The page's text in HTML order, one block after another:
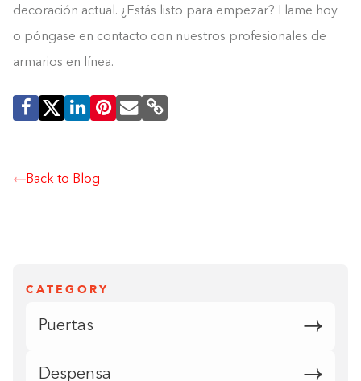
decoración actual. ¿Estás listo para empezar? Llame hoy
o póngase en contacto con nuestros profesionales de
armarios en línea.
Back to Blog
CATEGORY
Puertas
Despensa